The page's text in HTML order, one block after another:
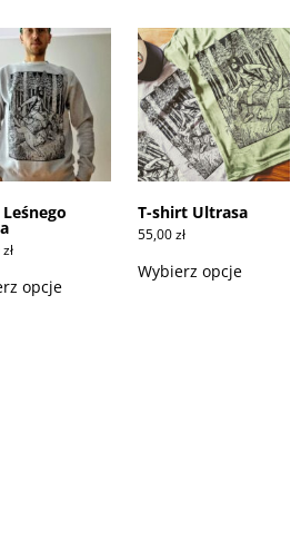
zł
opcjeprodukt
T-shirt Ultrasa
55,00zł
Wybierz opcjeprodukt